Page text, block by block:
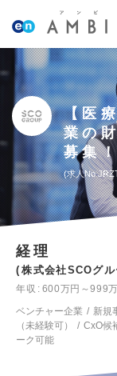
【医
業の
募集
求人
経理
株式会社SCOグ
年収
600万円～999
ベンチャー企業
新規
（未経験可）
CxO候
ーク可能